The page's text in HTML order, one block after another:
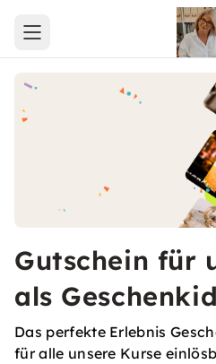
Open main menu
Gutschein für
als
Das perfekte Erlebnis
für alle unsere Kurse